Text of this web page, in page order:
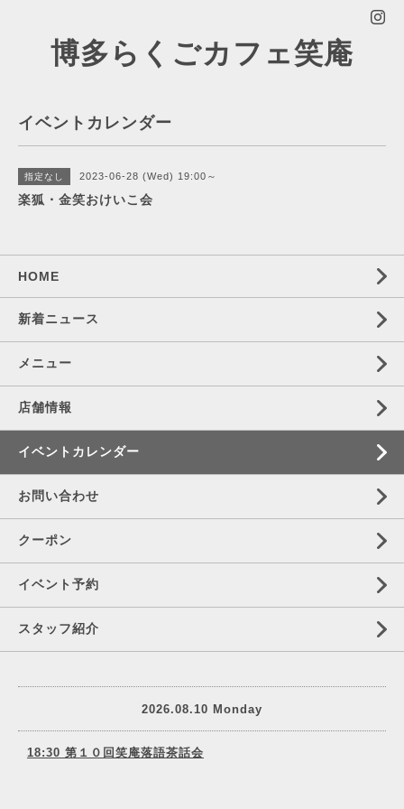
博多らくごカフェ笑庵
イベントカレンダー
指定なし 2023-06-28 (Wed) 19:00～
楽狐・金笑おけいこ会
HOME
新着ニュース
メニュー
店舗情報
イベントカレンダー
お問い合わせ
クーポン
イベント予約
スタッフ紹介
2026.08.10 Monday
18:30 第１０回笑庵落語茶話会